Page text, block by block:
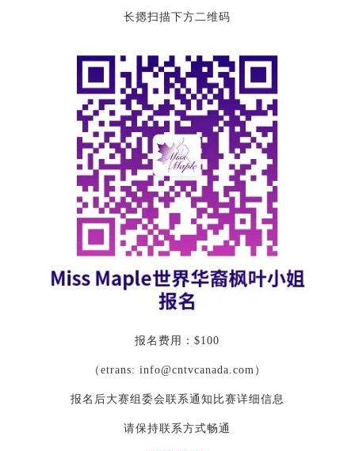
长摁扫描下方二维码
报名费用：$100
（etrans: info@cntvcanada.com）
报名后大赛组委会联系通知比赛详细信息
请保持联系方式畅通